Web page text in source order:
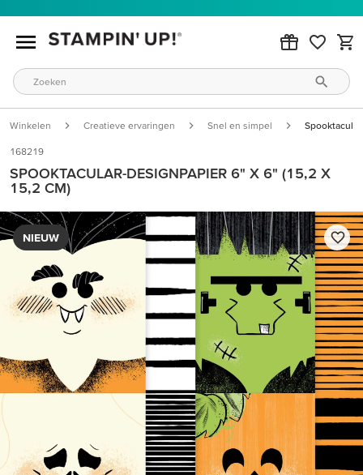
Winkelen Creatieve ervaringen Snel en simpel
168219
SPOOKTACULAR-DESIGNPAPIER 6" X 6" (15,2 X
15,2 CM)
NIEUW